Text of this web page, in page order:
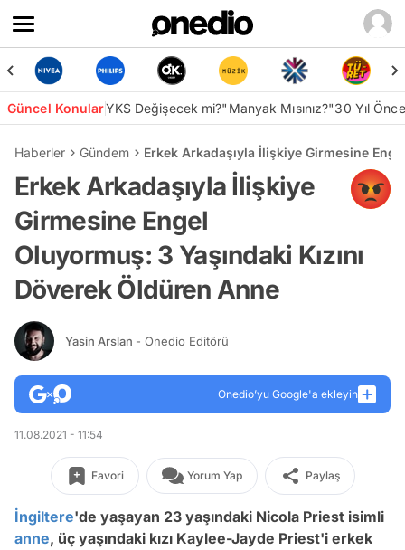
Güncel KonularYKS Değişecek mi?"Manyak Mısınız?"30 Yıl
Haberler Gündem Erkek Arkadaşıyla İlişkiye Girmesine
Erkek Arkadaşıyla İlişkiye
Girmesine Engel
Oluyormuş: 3 Yaşındaki Kızını
Döverek Öldüren Anne
Yasin Arslan - Onedio Editörü
Onedio’yu Google'a ekleyin
11.08.2021 - 11:54
Favori Yorum Yap Paylaş
İngiltere'de yaşayan 23 yaşındaki Nicola Priest isimli
anne, üç yaşındaki kızı Kaylee-Jayde Priest'i erkek